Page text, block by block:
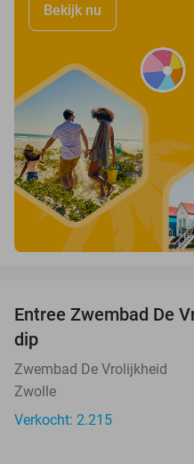
Bekijk nu
Entree Zwembad De
dip
Zwembad De Vrolijkheid
Zwolle
Verkocht: 2.215